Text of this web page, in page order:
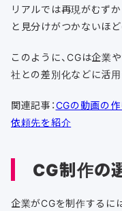
リアルでは再現がむず
と見分けがつかないほ
このように、CGは企業
社との差別化などに活用
関連記事：CGの動画の
依頼先を紹介
CG制作の
企業がCGを制作するに